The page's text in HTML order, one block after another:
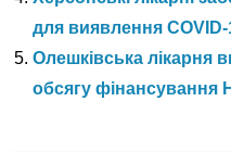
для виявлення СОVID-
Олешківська лікарня
обсягу фінансування